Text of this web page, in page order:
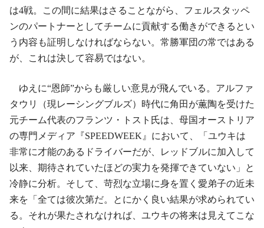
は4戦。この間に結果はさることながら、フェルスタッペ
ンのパートナーとしてチームに貢献する働きができるとい
う内容も証明しなければならない。常勝軍団の常ではある
が、これは決して容易ではない。
ゆえに“恩師”からも厳しい意見が飛んでいる。アルファ
タウリ（現レーシングブルズ）時代に角田が薫陶を受けた
元チーム代表のフランツ・トスト氏は、母国オーストリア
の専門メディア『SPEEDWEEK』において、「ユウキは
非常に才能のあるドライバーだが、レッドブルに加入して
以来、期待されていたほどの実力を発揮できていない」と
冷静に分析。そして、苛烈な立場に身を置く愛弟子の近未
来を「全ては彼次第だ。とにかく良い結果が求められてい
る。それが果たされなければ、ユウキの将来は見えてこな